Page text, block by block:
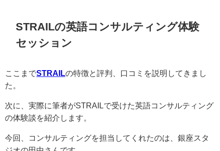
STRAILの英語コンサルティング体験
セッション
ここまでSTRAIL の特徴と評判、口コミを説明してきまし
た。
次に、実際に筆者がSTRAILで受けた英語コンサルティング
の体験談を紹介します。
今回、コンサルティングを担当してくれたのは、銀座スタ